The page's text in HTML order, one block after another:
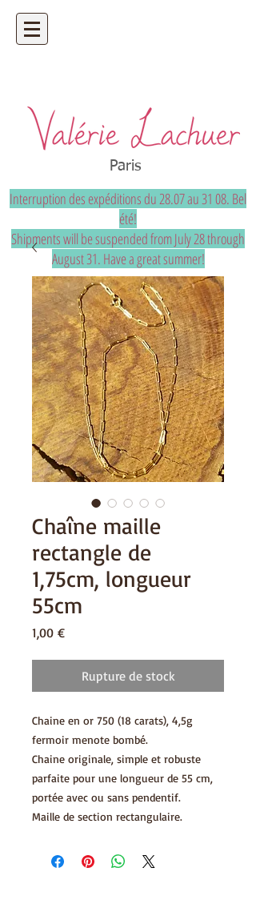
Artisan bijoutier - bijoux précieux et
uniques sur mesure
Paris
Interruption des expéditions du 28.07 au 31 08. Bel
été!
Shipments will be suspended from July 28 through
August 31. Have a great summer!
Chaîne maille
rectangle de
1,75cm, longueur
55cm
1,00 €Prix
Rupture de stock
Chaine en or 750 (18 carats), 4,5g
fermoir menote bombé.
Chaine originale, simple et robuste
parfaite pour une longueur de 55 cm,
portée avec ou sans pendentif.
Maille de section rectangulaire.